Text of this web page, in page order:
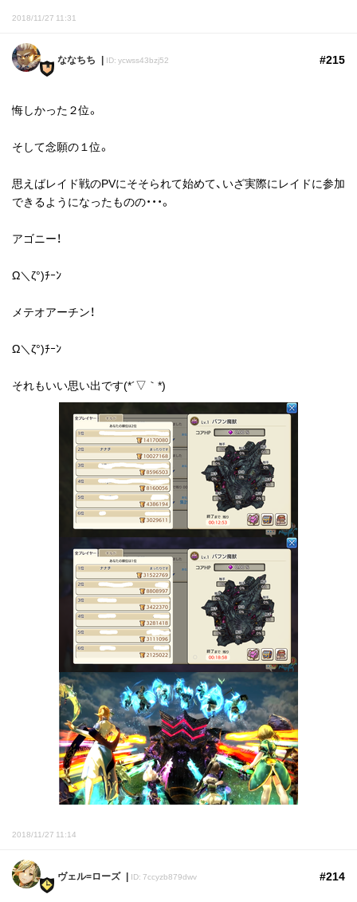
2018/11/27 11:31
ななちち ID: ycwss43bzj52 #215
悔しかった２位。
そして念願の１位。
思えばレイド戦のPVにそそられて始めて、いざ実際にレイドに参加
できるようになったものの・・・。
アゴニー！
Ω＼ζ°)ﾁｰﾝ
メテオアーチン！
Ω＼ζ°)ﾁｰﾝ
それもいい思い出です(*´▽｀*)
2018/11/27 11:14
ヴェル=ローズ ID: 7ccyzb879dwv #214